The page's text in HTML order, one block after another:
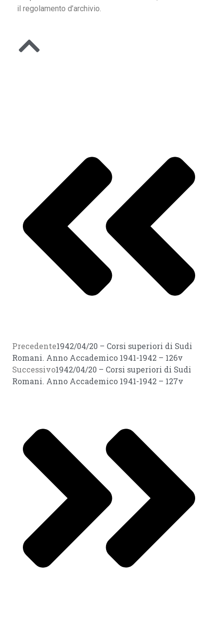
il regolamento d’archivio.
Precedente1942/04/20 – Corsi superiori di Sudi
Romani. Anno Accademico 1941-1942 – 126v
Successivo1942/04/20 – Corsi superiori di Sudi
Romani. Anno Accademico 1941-1942 – 127v